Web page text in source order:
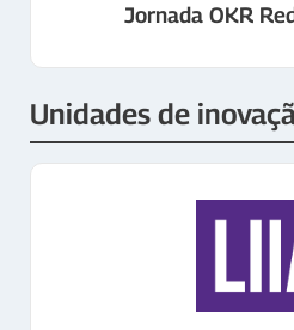
Jornada OKR
Unidades de